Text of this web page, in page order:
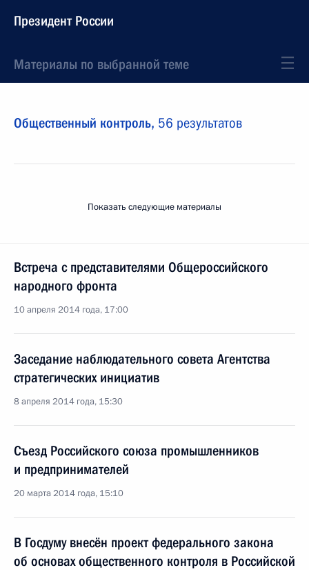
Президент России
Материалы по выбранной теме
Общественный контроль, 56 результатов
Показать следующие материалы
Встреча с представителями Общероссийского
народного фронта
10 апреля 2014 года, 17:00
Заседание наблюдательного совета Агентства
стратегических инициатив
8 апреля 2014 года, 15:30
Съезд Российского союза промышленников
и предпринимателей
20 марта 2014 года, 15:10
В Госдуму внесён проект федерального закона
об основах общественного контроля в Российской